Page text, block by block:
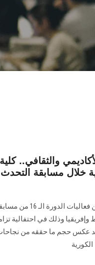
والثقافي..
خلال مسابقة
نظم قسم اللغة الكورية بكلية
وذلك في احتفالية
حجم ما حققه من نجاحات